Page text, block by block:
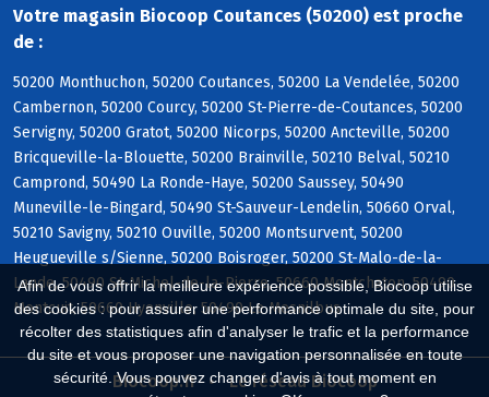
Afin de vous offrir la meilleure expérience possible, Biocoop utilise
des cookies : pour assurer une performance optimale du site, pour
récolter des statistiques afin d'analyser le trafic et la performance
du site et vous proposer une navigation personnalisée en toute
sécurité. Vous pouvez changer d'avis à tout moment en
Votre magasin Biocoop Coutances (50200) est proche
de :
50200 Monthuchon, 50200 Coutances, 50200 La Vendelée, 50200
Cambernon, 50200 Courcy, 50200 St-Pierre-de-Coutances, 50200
Servigny, 50200 Gratot, 50200 Nicorps, 50200 Ancteville, 50200
Bricqueville-la-Blouette, 50200 Brainville, 50210 Belval, 50210
Camprond, 50490 La Ronde-Haye, 50200 Saussey, 50490
Muneville-le-Bingard, 50490 St-Sauveur-Lendelin, 50660 Orval,
50210 Savigny, 50210 Ouville, 50200 Montsurvent, 50200
Heugueville s/Sienne, 50200 Boisroger, 50200 St-Malo-de-la-
Lande, 50490 St-Michel-de-la-Pierre, 50660 Montchaton, 50490
Montcuit, 50660 Hyenville, 50490 Le Mesnilbus
Biocoop.fr Le réseau Biocoop